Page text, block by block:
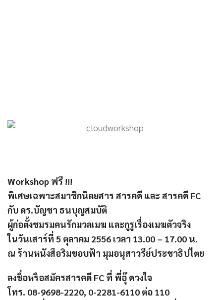
Workshop ฟรี !!!
พิเศษเฉพาะสมาชิกนิตยสาร สารคดี และ สารคดี FC
กับ ดร.บัญชา ธนบุญสมบัติ
ผู้ก่อตั้งชมรมคนรักมวลเมฆ และกูรูเรื่องเมฆตัวจริง
ในวันเสาร์ที่ 5 ตุลาคม 2556 เวลา 13.00 – 17.00 น.
ณ ร้านหนังสือริมขอบฟ้า มุมอนุสาวรีย์ประชาธิปไตย
ลงชื่อหรือสมัครสารคดี FC ที่ พี่อุ๊ ดวงใจ
โทร. 08-9698-2220, 0-2281-6110 ต่อ 110